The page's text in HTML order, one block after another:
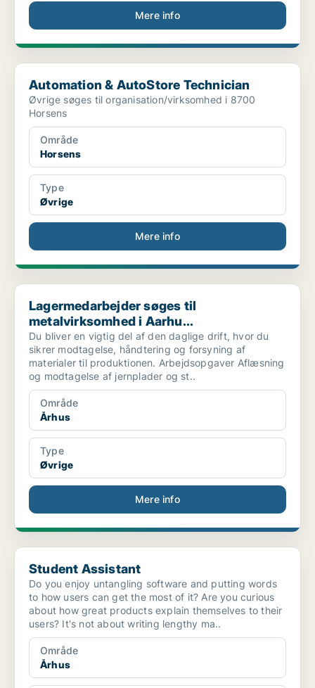
Mere info
Automation & AutoStore Technician
Automation & AutoStore Technician
Øvrige søges til organisation/virksomhed i 8700
Horsens
Område
Horsens
Type
Øvrige
Mere info
Lagermedarbejder søges til metalvirksomhed i Aarhu...
Lagermedarbejder søges til
metalvirksomhed i Aarhu...
Du bliver en vigtig del af den daglige drift, hvor du
sikrer modtagelse, håndtering og forsyning af
materialer til produktionen. Arbejdsopgaver Aflæsning
og modtagelse af jernplader og st..
Område
Århus
Type
Øvrige
Mere info
Student Assistant
Student Assistant
Do you enjoy untangling software and putting words
to how users can get the most of it? Are you curious
about how great products explain themselves to their
users? It's not about writing lengthy ma..
Område
Århus